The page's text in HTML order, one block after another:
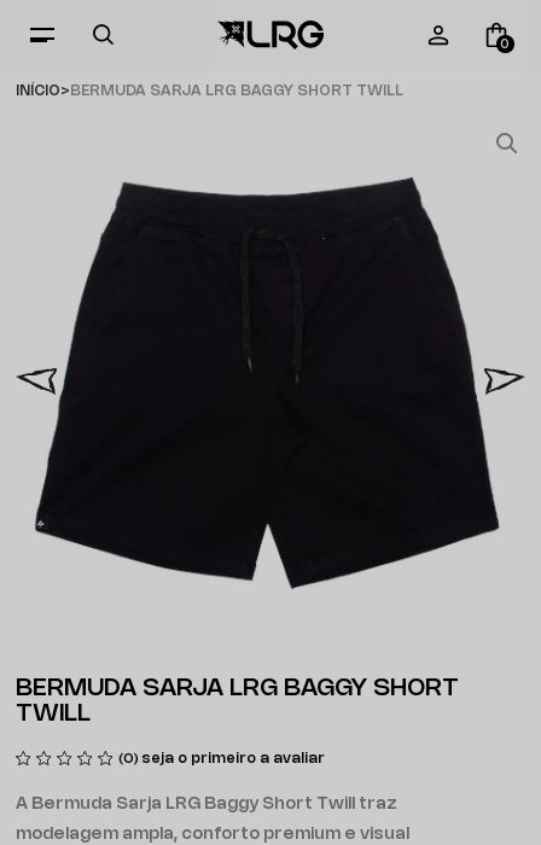
0
INÍCIO BERMUDA SARJA LRG BAGGY SHORT TWILL
BERMUDA SARJA LRG BAGGY SHORT
TWILL
(0) seja o primeiro a avaliar
A Bermuda Sarja LRG Baggy Short Twill traz
modelagem ampla, conforto premium e visual